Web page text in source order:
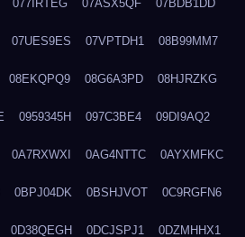
077IRTEG 07ASX5QF 07BDB1DD
07UES9ES 07VPTDH1 08B99MM7
08EKQPQ9 08G6A3PD 08HJRZKG
0959345H 097C3BE4 09DI9AQ2
0A7RXWXI 0AG4NTTC 0AYXMFKC
0BPJ04DK 0BSHJVOT 0C9RGFN6
0D38QEGH 0DCJSPJ1 0DZMHHX1